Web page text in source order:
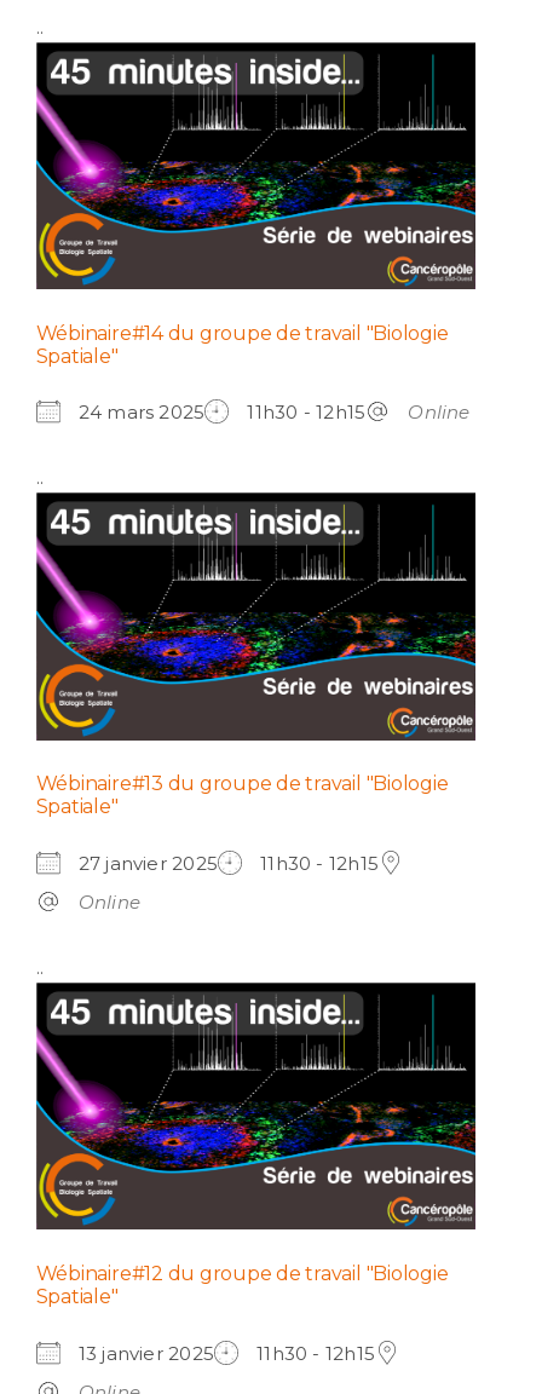
..
Wébinaire#14 du groupe de travail "Biologie
Spatiale"
24 mars 2025 11h30 - 12h15 Online
..
Wébinaire#13 du groupe de travail "Biologie
Spatiale"
27 janvier 2025
11h30 - 12h15
Online
..
Wébinaire#12 du groupe de travail "Biologie
Spatiale"
13 janvier 2025
11h30 - 12h15